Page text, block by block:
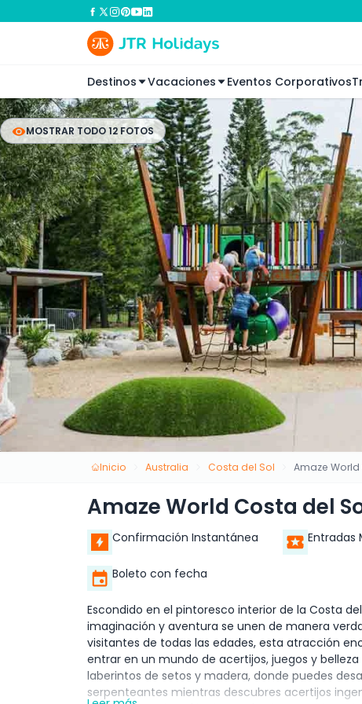
Destinos Vacaciones Eventos Corporativos
MOSTRAR TODO 12 FOTOS
Inicio Australia Costa del Sol Amaze
Amaze World Costa del
Confirmación Instantánea Entradas
Boleto con fecha
Escondido en el pintoresco interior de la Costa
imaginación y aventura se unen de manera
visitantes de todas las edades, esta atracción
entrar en un mundo de acertijos, juegos y
laberintos de setos y madera, donde puedes
serpenteantes mientras descubres acertijos